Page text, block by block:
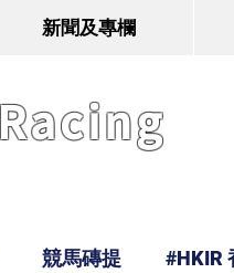
新聞及專欄
競馬磚提 #HKIR